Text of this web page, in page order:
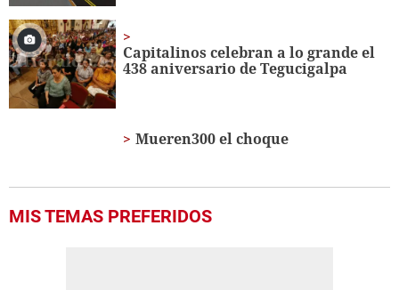
Capitalinos celebran a lo grande el
438 aniversario de Tegucigalpa
Mueren300 el choque
MIS TEMAS PREFERIDOS